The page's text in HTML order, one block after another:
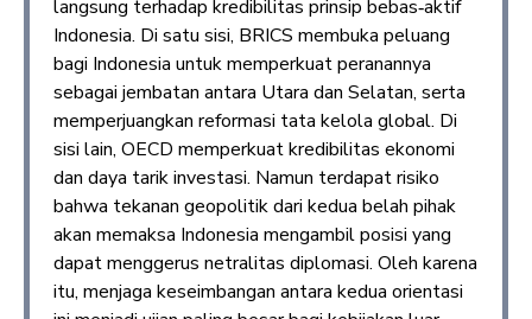
langsung terhadap kredibilitas prinsip bebas‑aktif
Indonesia. Di satu sisi, BRICS membuka peluang
bagi Indonesia untuk memperkuat peranannya
sebagai jembatan antara Utara dan Selatan, serta
memperjuangkan reformasi tata kelola global. Di
sisi lain, OECD memperkuat kredibilitas ekonomi
dan daya tarik investasi. Namun terdapat risiko
bahwa tekanan geopolitik dari kedua belah pihak
akan memaksa Indonesia mengambil posisi yang
dapat menggerus netralitas diplomasi. Oleh karena
itu, menjaga keseimbangan antara kedua orientasi